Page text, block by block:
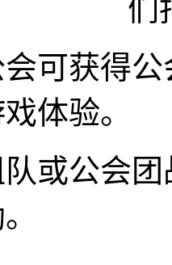
可获得
体验。
或公会